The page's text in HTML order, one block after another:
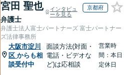
宮田 聖也
弁護士
インタビュ
ーを見る
京都府
弁護士法人富士パートナーズ 富士パートナー
ズ法律事務所
大阪市淀川
区 からも相
談受付中
面談方法(対面・
電話・ビデオな
ど)は応相談
営業時
間：本日
定休日